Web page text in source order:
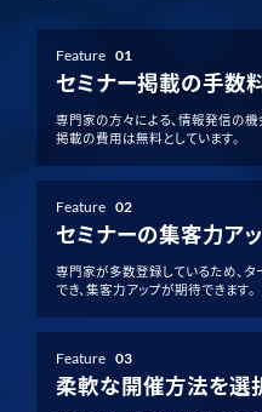
Feature 01
セミナー掲載の手数
専門家の方々による、情報発信の機
掲載の費用は無料としています。
Feature 02
セミナーの集客力ア
専門家が多数登録しているため、
でき、集客力アップが期待できます。
Feature 03
柔軟な開催方法を選